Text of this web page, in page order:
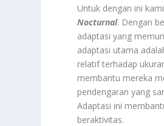
Untuk dengan ini
Nocturnal. Dengan
adaptasi yang
adaptasi utama
relatif terhadap
membantu mereka
pendengaran yang
Adaptasi ini
beraktivitas.